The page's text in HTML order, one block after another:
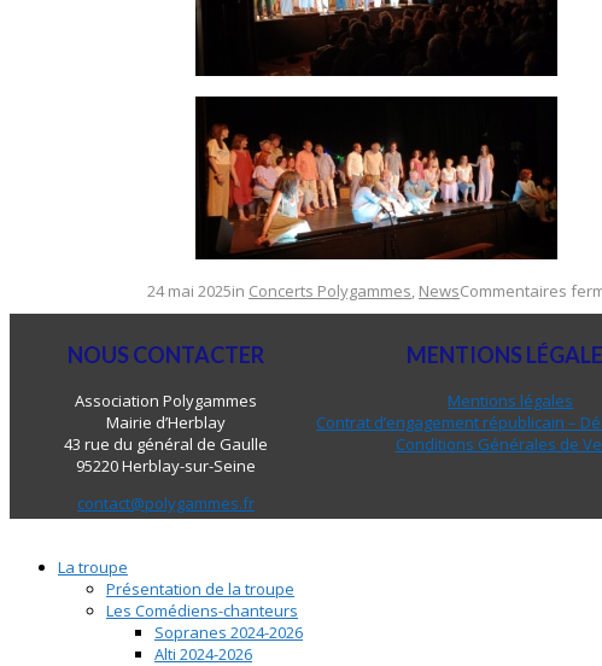
24 mai 2025in Concerts Polygammes, NewsCommentaires
NOUS CONTACTER
Association Polygammes
Mairie d’Herblay
43 rue du général de Gaulle
95220 Herblay-sur-Seine
contact@polygammes.fr
MENTIONS
Mentions légales
Contrat d’engagement républicain –
Conditions Générales de
La troupe
Présentation de la troupe
Les Comédiens-chanteurs
Sopranes 2024-2026
Alti 2024-2026